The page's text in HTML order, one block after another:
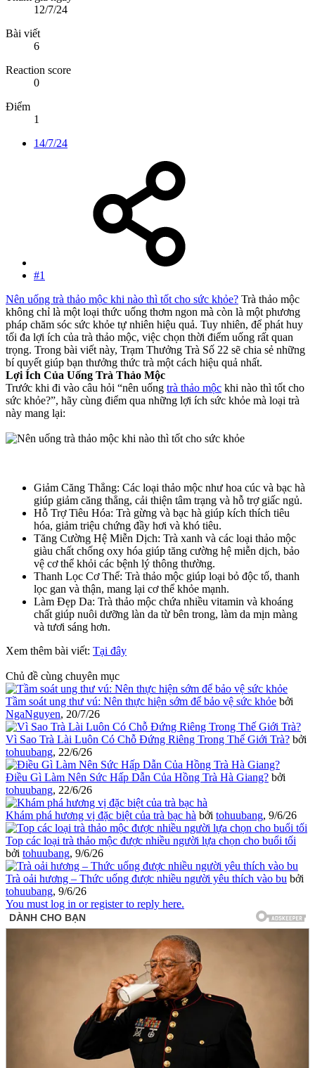
12/7/24
Bài viết
6
Reaction score
0
Điểm
1
14/7/24
#1
Nên uống trà thảo mộc khi nào thì tốt cho sức khỏe? Trà thảo mộc
không chỉ là một loại thức uống thơm ngon mà còn là một phương
pháp chăm sóc sức khỏe tự nhiên hiệu quả. Tuy nhiên, để phát huy
tối đa lợi ích của trà thảo mộc, việc chọn thời điểm uống rất quan
trọng. Trong bài viết này, Trạm Thưởng Trà Số 22 sẽ chia sẻ những
bí quyết giúp bạn thưởng thức trà một cách hiệu quả nhất.
Lợi Ích Của Uống Trà Thảo Mộc
Trước khi đi vào câu hỏi “nên uống trà thảo mộc khi nào thì tốt cho
sức khỏe?”, hãy cùng điểm qua những lợi ích sức khỏe mà loại trà
này mang lại:
Giảm Căng Thẳng: Các loại thảo mộc như hoa cúc và bạc hà
giúp giảm căng thẳng, cải thiện tâm trạng và hỗ trợ giấc ngủ.
Hỗ Trợ Tiêu Hóa: Trà gừng và bạc hà giúp kích thích tiêu
hóa, giảm triệu chứng đầy hơi và khó tiêu.
Tăng Cường Hệ Miễn Dịch: Trà xanh và các loại thảo mộc
giàu chất chống oxy hóa giúp tăng cường hệ miễn dịch, bảo
vệ cơ thể khỏi các bệnh lý thông thường.
Thanh Lọc Cơ Thể: Trà thảo mộc giúp loại bỏ độc tố, thanh
lọc gan và thận, mang lại cơ thể khỏe mạnh.
Làm Đẹp Da: Trà thảo mộc chứa nhiều vitamin và khoáng
chất giúp nuôi dưỡng làn da từ bên trong, làm da mịn màng
và tươi sáng hơn.
Xem thêm bài viết: Tại đây
Chủ đề cùng chuyên mục
Tầm soát ung thư vú: Nên thực hiện sớm để bảo vệ sức khỏe bởi
NgaNguyen, 20/7/26
Vì Sao Trà Lài Luôn Có Chỗ Đứng Riêng Trong Thế Giới Trà? bởi
tohuubang, 22/6/26
Điều Gì Làm Nên Sức Hấp Dẫn Của Hồng Trà Hà Giang? bởi
tohuubang, 22/6/26
Khám phá hương vị đặc biệt của trà bạc hà bởi tohuubang, 9/6/26
Top các loại trà thảo mộc được nhiều người lựa chọn cho buổi tối
bởi tohuubang, 9/6/26
Trà oải hương – Thức uống được nhiều người yêu thích vào bu bởi
tohuubang, 9/6/26
You must log in or register to reply here.